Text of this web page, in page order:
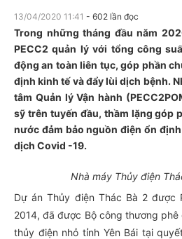
13/04/2020 11:41 - 602 lần đọc
Trong những tháng đầu năm
PECC2 quản lý với tổng công
động an toàn liên tục, góp phần
định kinh tế và đẩy lùi dịch bệnh.
tâm Quản lý Vận hành
sỹ trên tuyến đầu, thầm lặng góp
nước đảm bảo nguồn điện ổn
dịch Covid -19.
Nhà máy Thủy điện
Dự án Thủy điện Thác Bà 2 được
2014, đã được Bộ công thương
thủy điện nhỏ tỉnh Yên Bái tại